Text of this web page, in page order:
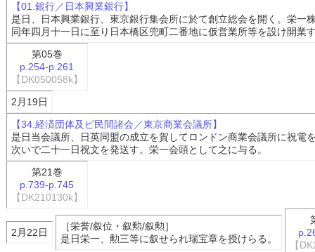
【01.銀行／日本興業銀行】
是日、日本興業銀行、東京銀行集会所に於て創立総会を開く。栄一
同年四月十一日に至り日本橋区兜町二番地に仮営業所等を設け開業
第05巻
p.254-p.261
【DK050058k】
2月19日
【34.経済団体及ビ民間諸会／東京商業会議所】
是日当会議所、日英同盟の成立を賀してロンドン商業会議所に祝電
次いで二十一日祝文を発送す。栄一会頭として之に与る。
第21巻
p.739-p.745
【DK210130k】
2月22日
［栄誉/叙位・叙勲/叙勲］
是日栄一、勲三等に叙せられ瑞宝章を授けらる。
【